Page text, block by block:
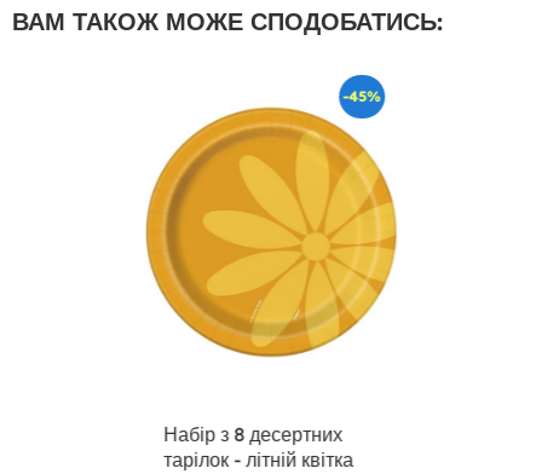
ВАМ ТАКОЖ МОЖЕ СПОДОБАТИСЬ:
-45%
Набір з 8 десертних
тарілок - літній квітка